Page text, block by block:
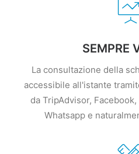
SEMPRE
La consultazione della
accessibile all'istante
da TripAdvisor,
Whatsapp e